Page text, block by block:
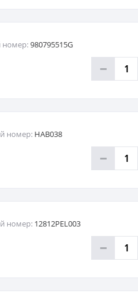
номер:980795515G
номер: HAB038
номер: 12812PEL003